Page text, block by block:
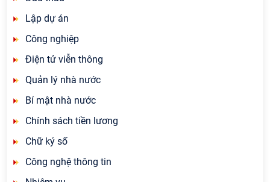
Lập dự án
Công nghiệp
Điện tử viễn thông
Quản lý nhà nước
Bí mật nhà nước
Chính sách tiền lương
Chữ ký số
Công nghệ thông tin